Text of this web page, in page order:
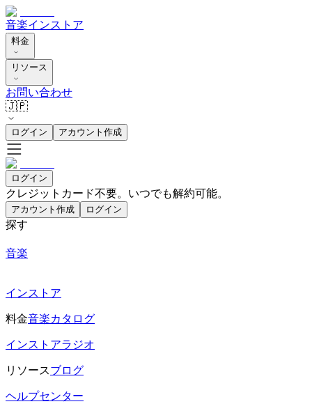
音楽インストア
料金
リソース
お問い合わせ
🇯🇵
ログイン アカウント作成
ログイン
クレジットカード不要。いつでも解約可能。
アカウント作成 ログイン
探す
音楽
インストア
料金音楽カタログ
インストアラジオ
リソースブログ
ヘルプセンター